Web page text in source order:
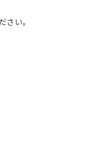
さい。